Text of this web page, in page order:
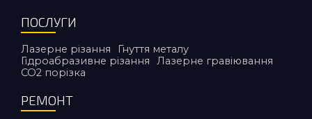
ПОСЛУГИ
Лазерне різання
Гнуття металу
Гідроабразивне різання
Лазерне гравіювання
CO2 порiзка
РЕМОНТ